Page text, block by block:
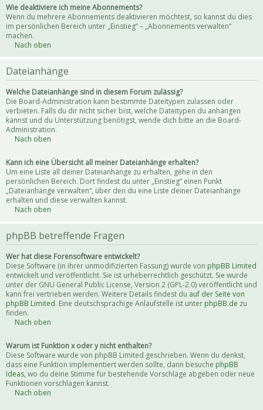
Wie deaktiviere ich meine Abonnements?
Wenn du mehrere Abonnements deaktivieren möchtest, so kannst du dies
im persönlichen Bereich unter „Einstieg“ – „Abonnements verwalten“
machen.
Nach oben
Dateianhänge
Welche Dateianhänge sind in diesem Forum zulässig?
Die Board-Administration kann bestimmte Dateitypen zulassen oder
verbieten. Falls du dir nicht sicher bist, welche Dateitypen du anhängen
kannst und du Unterstützung benötigst, wende dich bitte an die Board-
Administration.
Nach oben
Kann ich eine Übersicht all meiner Dateianhänge erhalten?
Um eine Liste all deiner Dateianhänge zu erhalten, gehe in den
persönlichen Bereich. Dort findest du unter „Einstieg“ einen Punkt
„Dateianhänge verwalten“, über den du eine Liste deiner Dateianhänge
erhalten und diese verwalten kannst.
Nach oben
phpBB betreffende Fragen
Wer hat diese Forensoftware entwickelt?
Diese Software (in ihrer unmodifizierten Fassung) wurde von phpBB Limited
entwickelt und veröffentlicht. Sie ist urheberrechtlich geschützt. Sie wurde
unter der GNU General Public License, Version 2 (GPL-2.0) veröffentlicht und
kann frei vertrieben werden. Weitere Details findest du auf der Seite von
phpBB Limited. Eine deutschsprachige Anlaufstelle ist unter phpBB.de zu
finden.
Nach oben
Warum ist Funktion x oder y nicht enthalten?
Diese Software wurde von phpBB Limited geschrieben. Wenn du denkst,
dass eine Funktion implementiert werden sollte, dann besuche phpBB
Ideas, wo du deine Stimme für bestehende Vorschläge abgeben oder neue
Funktionen vorschlagen kannst.
Nach oben